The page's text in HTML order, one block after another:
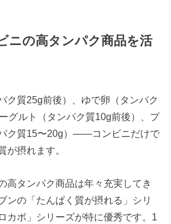
ニの高タンパク商品を活
ク質25g前後）、ゆで卵（タンパク
グルト（タンパク質10g前後）、プ
ク質15〜20g）——コンビニだけで
が摂れます。
高タンパク商品は年々充実してき
ンの「たんぱく質が摂れる」シリ
カボ」シリーズが特に優秀です。1